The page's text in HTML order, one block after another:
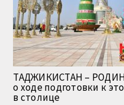
ТАДЖИКИСТАН –
о ходе подготовки к
в столице